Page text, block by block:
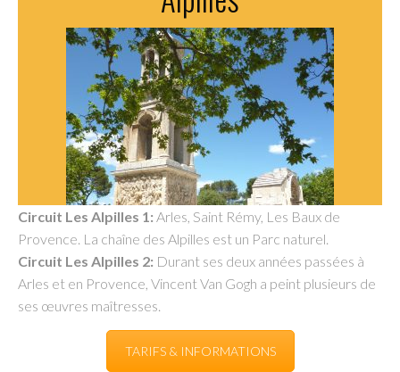
Circuit Les Alpilles 1: Arles, Saint Rémy, Les Baux de
Provence. La chaîne des Alpilles est un Parc naturel.
Circuit Les Alpilles 2: Durant ses deux années passées à
Arles et en Provence, Vincent Van Gogh a peint plusieurs de
ses œuvres maîtresses.
TARIFS & INFORMATIONS